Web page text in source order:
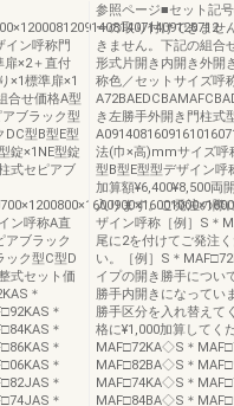
イン呼称門
扉×2＋直付
×1標準扉×1
合せ価格A型
ブラック型
DC型B型E型
錠×1NE型錠
式セピアブ
ン呼称A直
アブラック
ック型C型D
式セット価
＊
＊
＊
＊
＊
＊
＊
参照ページ■セット記
ーの取り付けできませ
きません。下記の組合
形式片開き内開き外開
称色／セットサイズ呼
き左勝手外開き門柱式
法(巾×高)mmサイズ呼
型B型E型型デザイン呼
加算額¥6,400¥8,500両
入ります。ご発注の際
ザイン呼称［例］S＊
尾に2を付けてご発注
い。［例］S＊
イプの開き勝手につい
勝手内開きになってい
勝手区分を入れ替えて
格に¥1,000加算してく
MAF□72KA◇S＊
MAF□82BA◇S＊
MAF□74KA◇S＊
MAF□84BA◇S＊